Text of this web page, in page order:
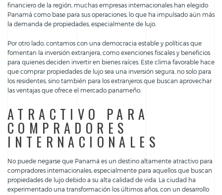
financiero de la región, muchas empresas internacionales han elegido
Panamá como base para sus operaciones, lo que ha impulsado aún más
la demanda de propiedades, especialmente de lujo.
Por otro lado, contamos con una democracia estable y políticas que
fomentan la inversión extranjera, como exenciones fiscales y beneficios
para quienes deciden invertir en bienes raíces. Este clima favorable hace
que comprar propiedades de lujo sea una inversión segura, no solo para
los residentes, sino también para los extranjeros que buscan aprovechar
las ventajas que ofrece el mercado panameño.
ATRACTIVO PARA
COMPRADORES
INTERNACIONALES
No puede negarse que Panamá es un destino altamente atractivo para
compradores internacionales, especialmente para aquellos que buscan
propiedades de lujo debido a su alta calidad de vida. La ciudad ha
experimentado una transformación los últimos años, con un desarrollo